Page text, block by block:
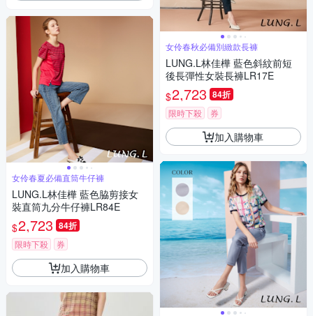
女伶春夏必備直筒牛仔褲
LUNG.L林佳樺 藍色脇剪接女
裝直筒九分牛仔褲LR84E
$2,723 84折
限時下殺 券
加入購物車
女伶春秋必備別緻款長褲
LUNG.L林佳樺 藍色斜紋前短
後長彈性女裝長褲LR17E
$2,723 84折
限時下殺 券
加入購物車